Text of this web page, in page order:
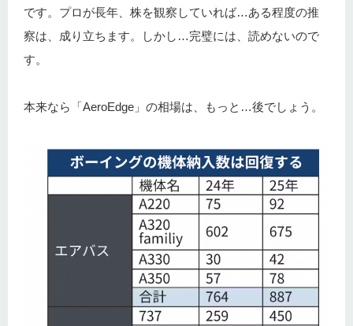
です。プロが長年、株を観察していれば…ある程度の推
察は、成り立ちます。しかし…完璧には、読めないので
す。
本来なら「AeroEdge」の相場は、もっと…後でしょう。